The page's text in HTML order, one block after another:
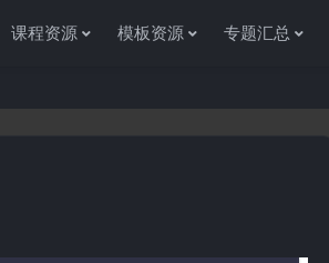
课程资源 模板资源 专题汇总
感谢您访问资